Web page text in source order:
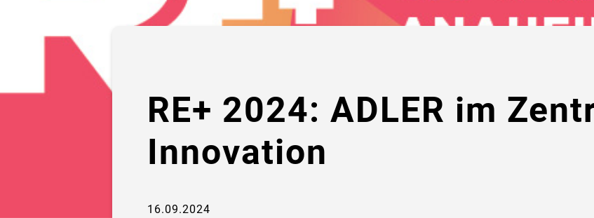
RE+ 2024: ADLER im
Innovation
16.09.2024